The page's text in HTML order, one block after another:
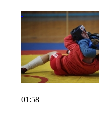
01:58